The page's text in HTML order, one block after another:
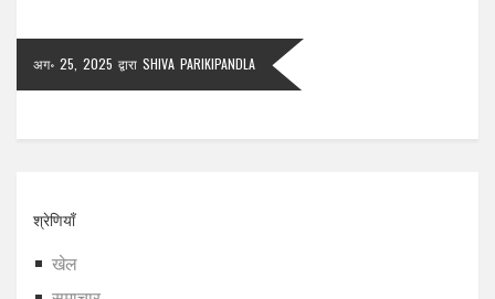
अग॰ 25, 2025 द्वारा SHIVA PARIKIPANDLA
श्रेणियाँ
खेल